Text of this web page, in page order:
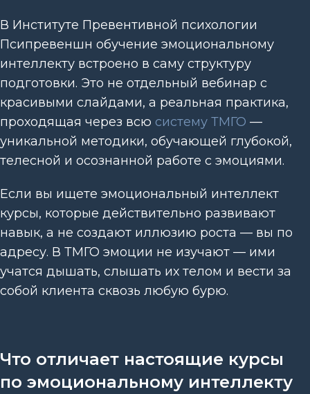
В Институте Превентивной психологии
Псипревеншн обучение эмоциональному
интеллекту встроено в саму структуру
подготовки. Это не отдельный вебинар с
красивыми слайдами, а реальная практика,
проходящая через всю систему ТМГО —
уникальной методики, обучающей глубокой,
телесной и осознанной работе с эмоциями.
Если вы ищете эмоциональный интеллект
курсы, которые действительно развивают
навык, а не создают иллюзию роста — вы по
адресу. В ТМГО эмоции не изучают — ими
учатся дышать, слышать их телом и вести за
собой клиента сквозь любую бурю.
Что отличает настоящие курсы
по эмоциональному интеллекту